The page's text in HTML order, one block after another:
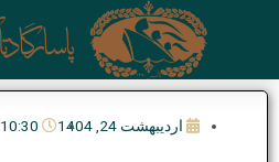
اردیبهشت 24, 1404 10:30 ق.ظ